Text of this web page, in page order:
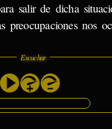
salir de dicha
nos
Escuchar